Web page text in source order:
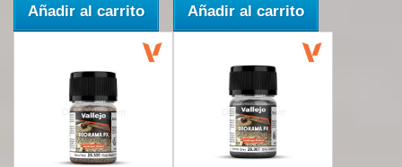
Añadir al carrito Añadir al carrito